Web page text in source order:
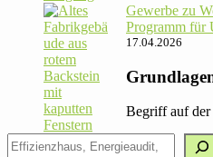
Gewerbe zu
Pro­gramm für
17.04.2026
Begriff auf der